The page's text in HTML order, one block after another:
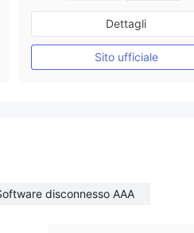
Regolamentato in Australia
Market Making (MM)
Etichetta principale MT4
Dettagli
Sito ufficiale
disconnesso AAA